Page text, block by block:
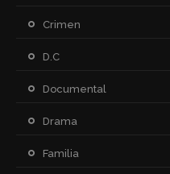
Crimen
D.C
Documental
Drama
Familia